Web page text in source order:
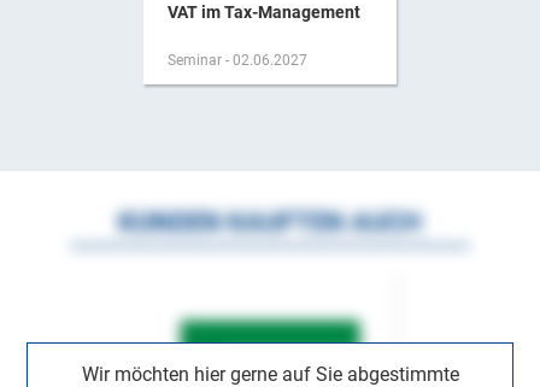
VAT im Tax-Management
Seminar - 02.06.2027
Wir möchten hier gerne auf Sie abgestimmte
KUNDEN KAUFTEN AUCH